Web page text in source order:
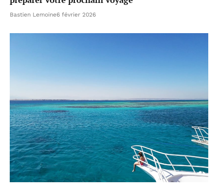
Bastien Lemoine6 février 2026